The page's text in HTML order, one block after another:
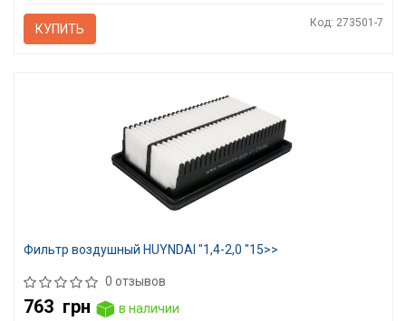
КУПИТЬ Код: 273501-7
Фильтр воздушный HUYNDAI "1,4-2,0 "15>>
0 отзывов
763 грн
в наличии